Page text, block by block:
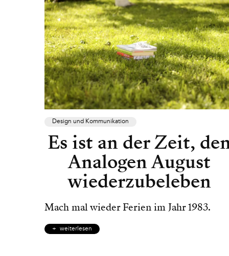
Design und Kommunikation
Es ist an der Zeit,
Analogen August
wiederzubeleben
Mach mal wieder Ferien im Jahr 1983.
weiterlesen